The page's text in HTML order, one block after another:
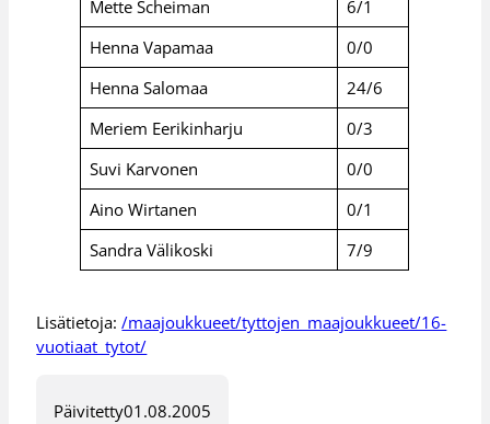
Mette Scheiman
6/1
Henna Vapamaa
0/0
Henna Salomaa
24/6
Meriem Eerikinharju
0/3
Suvi Karvonen
0/0
Aino Wirtanen
0/1
Sandra Välikoski
7/9
Lisätietoja:/maajoukkueet/tyttojen_maajoukkueet/16-
vuotiaat_tytot/
Päivitetty01.08.2005